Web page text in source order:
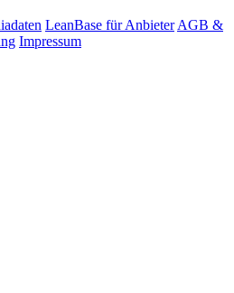
LeanBase für Anbieter AGB &
Impressum